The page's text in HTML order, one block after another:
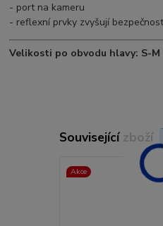
- port na kameru
- reflexní prvky zvyšují
Velikosti po obvodu hlavy: S-M
Související zboží
Akce